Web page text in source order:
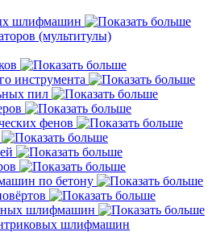
шлифмашин
(мультитулы)
инструмента
пил
фенов
по бетону
шлифмашин
шлифмашин